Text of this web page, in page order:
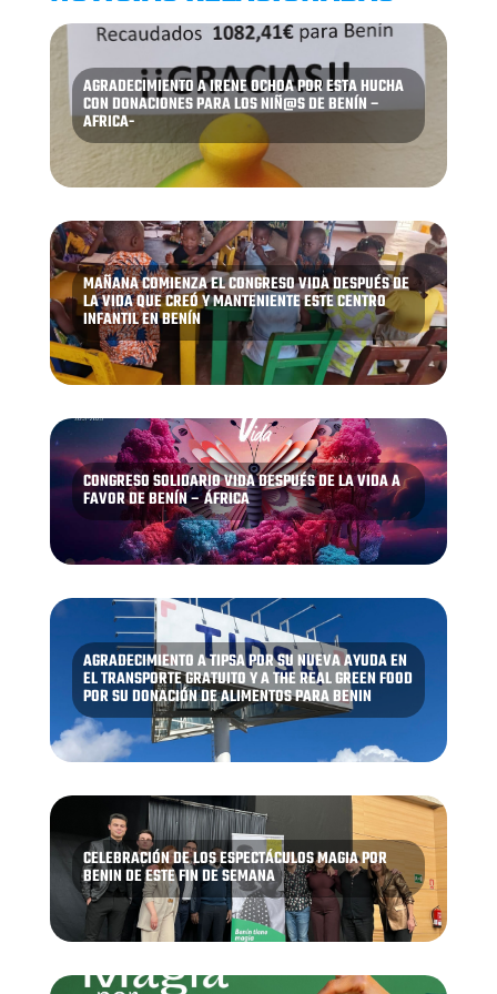
AGRADECIMIENTO A IRENE OCHOA POR ESTA HUCHA
CON DONACIONES PARA LOS NIÑ@S DE BENÍN –
AFRICA-
MAÑANA COMIENZA EL CONGRESO VIDA DESPUÉS DE
LA VIDA QUE CREÓ Y MANTENIENTE ESTE CENTRO
INFANTIL EN BENÍN
CONGRESO SOLIDARIO VIDA DESPUÉS DE LA VIDA A
FAVOR DE BENÍN – ÁFRICA
AGRADECIMIENTO A TIPSA POR SU NUEVA AYUDA EN
EL TRANSPORTE GRATUITO Y A THE REAL GREEN FOOD
POR SU DONACIÓN DE ALIMENTOS PARA BENIN
CELEBRACIÓN DE LOS ESPECTÁCULOS MAGIA POR
BENIN DE ESTE FIN DE SEMANA